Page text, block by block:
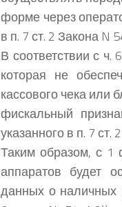
форме через
в п. 7 ст. 2 Закона N
В соответствии с ч.
которая не
кассового чека или
фискальный
указанного в п. 7
Таким образом, с 1
аппаратов будет
данных о наличных